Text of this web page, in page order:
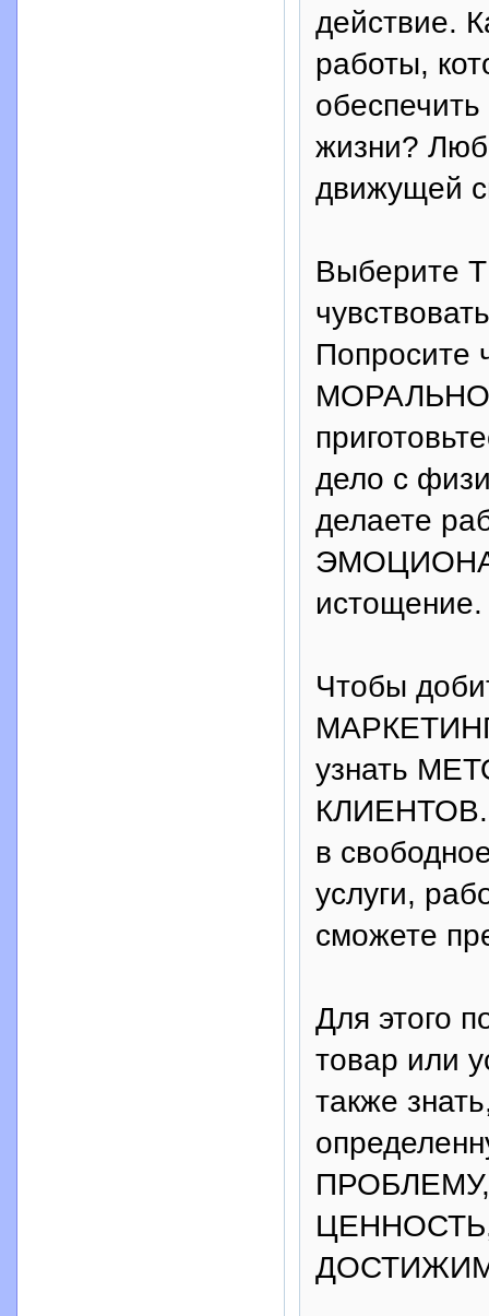
действие.
работы,
жизни?
движущей
Выберите
Попросите
дело с
делаете
истощение.
Чтобы
узнать
КЛИЕНТОВ.
в
услуги,
сможете
Для этого
товар или
также
ПРОБЛЕМУ,